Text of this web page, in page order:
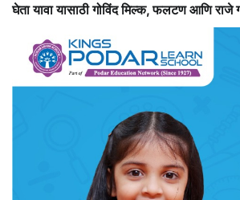
घेता यावा यासाठी गोविंद मिल्क, फलटण आणि